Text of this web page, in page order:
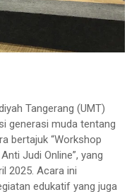
Tangerang (UMT)
generasi muda tentang
bertajuk “Workshop
Judi Online”, yang
2025. Acara ini
edukatif yang juga